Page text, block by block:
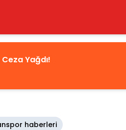
Yağdı!
haberleri